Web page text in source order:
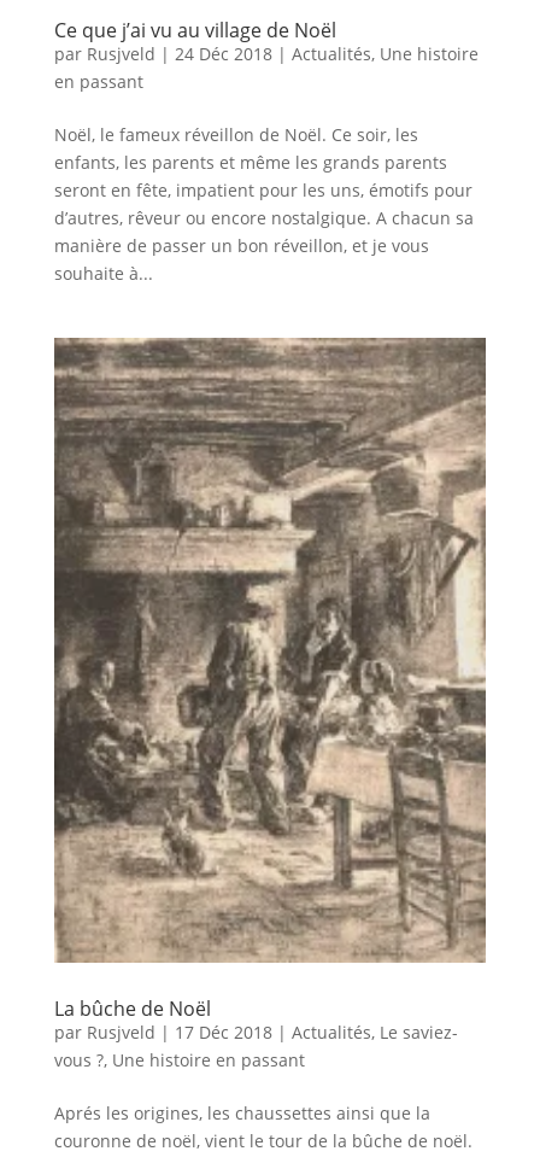
Ce que j’ai vu au village de Noël
par Rusjveld | 24 Déc 2018| Actualités, Une histoire
en passant
Noël, le fameux réveillon de Noël. Ce soir, les
enfants, les parents et même les grands parents
seront en fête, impatient pour les uns, émotifs pour
d’autres, rêveur ou encore nostalgique. A chacun sa
manière de passer un bon réveillon, et je vous
souhaite à...
La bûche de Noël
par Rusjveld | 17 Déc 2018| Actualités, Le saviez-
vous ?, Une histoire en passant
Aprés les origines, les chaussettes ainsi que la
couronne de noël, vient le tour de la bûche de noël.